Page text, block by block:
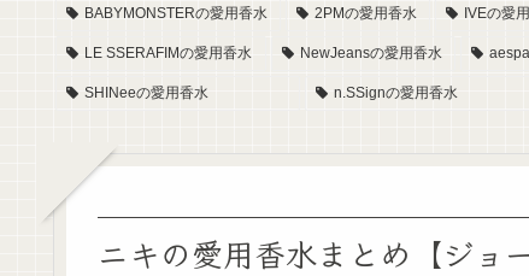
BABYMONSTERの愛用香水 2PMの愛用香水 IVEの愛
LE SSERAFIMの愛用香水 NewJeansの愛用香水
SHINeeの愛用香水 n.SSignの愛用香水
ニキの愛用香水まとめ【ジョ